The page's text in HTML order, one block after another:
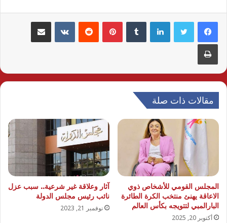
لينكدإن بينتيريست مشاركة عبر البريد
طباعة
مقالات ذات صلة
المجلس القومي للأشخاص ذوي
الاعاقة يهنئ منتخب الكرة الطائرة
البارالمبي لتتويجه بكأس العالم
أكتوبر 20, 2025
آثار وعلاقة غير شرعية.. سبب عزل
نائب رئيس مجلس الدولة
نوفمبر 21, 2023